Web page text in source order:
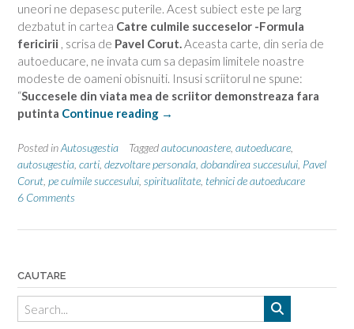
uneori ne depasesc puterile. Acest subiect este pe larg
dezbatut in cartea Catre culmile succeselor -Formula
fericirii
, scrisa de Pavel Corut. Aceasta carte, din seria de
autoeducare, ne invata cum sa depasim limitele noastre
modeste de oameni obisnuiti. Insusi scriitorul ne spune:
“Succesele din viata mea de scriitor demonstreaza fara
putinta Continue reading
“Autosugestia
autoeducarea”
→
Posted inAutosugestia Taggedautocunoastere autoeducare
autosugestia carti dezvoltare personala dobandirea succesului Pavel
Corut pe culmile succesului spiritualitate tehnici de autoeducare
6 Comments
CAUTARE